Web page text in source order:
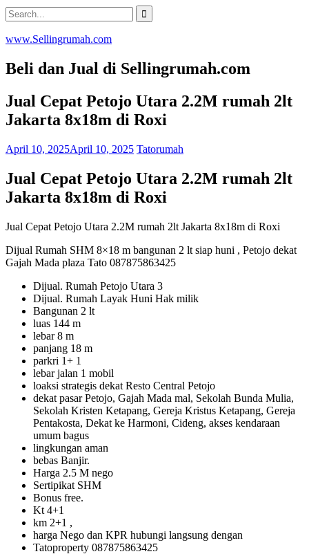
Skip
to
content
Search
for:
www.Sellingrumah.com
Beli dan Jual di Sellingrumah.com
Jual Cepat Petojo Utara 2.2M rumah 2lt
Jakarta 8x18m di Roxi
April 10, 2025April 10, 2025 Tatorumah
Jual Cepat Petojo Utara 2.2M rumah 2lt
Jakarta 8x18m di Roxi
Jual Cepat Petojo Utara 2.2M rumah 2lt Jakarta 8x18m di Roxi
Dijual Rumah SHM 8×18 m bangunan 2 lt siap huni , Petojo dekat
Gajah Mada plaza Tato 087875863425
Dijual. Rumah Petojo Utara 3
Dijual. Rumah Layak Huni Hak milik
Bangunan 2 lt
luas 144 m
lebar 8 m
panjang 18 m
parkri 1+ 1
lebar jalan 1 mobil
loaksi strategis dekat Resto Central Petojo
dekat pasar Petojo, Gajah Mada mal, Sekolah Bunda Mulia,
Sekolah Kristen Ketapang, Gereja Kristus Ketapang, Gereja
Pentakosta, Dekat ke Harmoni, Cideng, akses kendaraan
umum bagus
lingkungan aman
bebas Banjir.
Harga 2.5 M nego
Sertipikat SHM
Bonus free.
Kt 4+1
km 2+1 ,
harga Nego dan KPR hubungi langsung dengan
Tatoproperty 087875863425